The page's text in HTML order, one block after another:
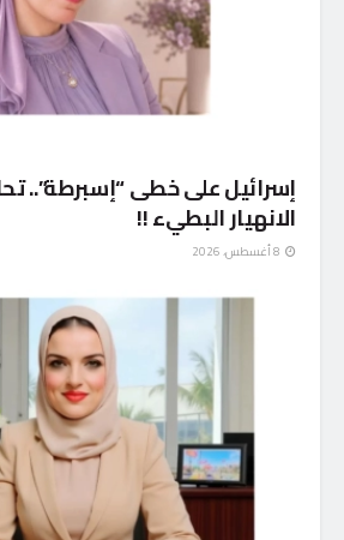
إسرائيل على خطى “إسبرطة”..
الانهيار البطيء !!